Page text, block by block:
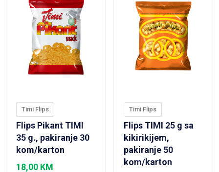
Timi Flips
Flips Pikant TIMI
35 g., pakiranje 30
kom/karton
18,00 KM
Timi Flips
Flips TIMI 25 g sa
kikirikijem,
pakiranje 50
kom/karton